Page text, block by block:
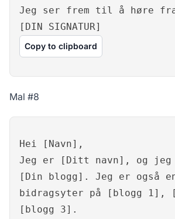
Jeg ser frem til å høre
[DIN SIGNATUR]
Copy to clipboard
Mal #8
Hei [Navn],
Jeg er [Ditt navn], og jeg
[Din blogg]. Jeg er også
bidragsyter på [blogg 1],
[blogg 3].